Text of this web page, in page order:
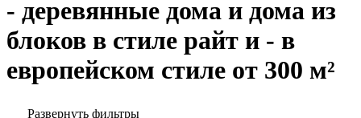
- деревянные дома и дома из
блоков в стиле райт и - в
европейском стиле от 300 м²
Развернуть фильтры